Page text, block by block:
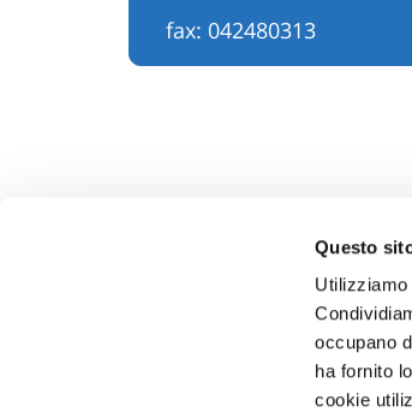
Questo
occupano
ha fornito
cookie
fax: 042480313